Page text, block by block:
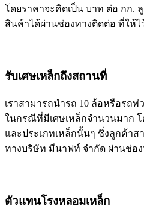
โดยราคาจะคิดเป็น บาท ต่อ กก.
สินค้าได้ผ่านช่องทางติดต่อ ที่ให้ไ
รับเศษเหล็กถึงสถานที่
เราสามารถนำรถ 10 ล้อหรือรถพ่
ในกรณีที่มีเศษเหล็กจำนวนมาก
และประเภทเหล็กนั้นๆ ซึ่งลูกค้า
ทางบริษัท มีนาฟท์ จำกัด ผ่านช่อ
ตัวแทนโรงหลอมเหล็ก